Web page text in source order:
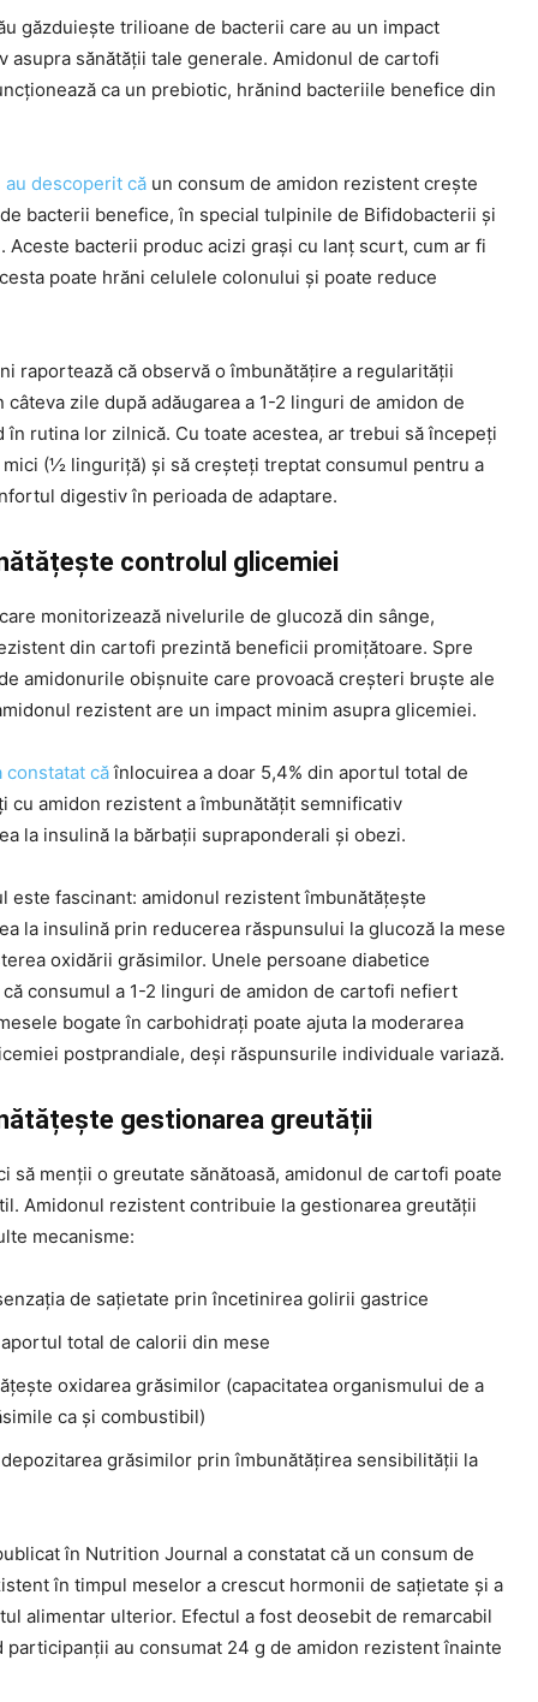
găzduiește trilioane de bacterii care au un impact
asupra sănătății tale generale. Amidonul de cartofi
ca un prebiotic, hrănind bacteriile benefice din
descoperit că un consum de amidon rezistent crește
bacterii benefice, în special tulpinile de Bifidobacterii și
Aceste bacterii produc acizi grași cu lanț scurt, cum ar fi
poate hrăni celulele colonului și poate reduce
raportează că observă o îmbunătățire a regularității
câteva zile după adăugarea a 1-2 linguri de amidon de
în rutina lor zilnică. Cu toate acestea, ar trebui să începeți
(½ linguriță) și să creșteți treptat consumul pentru a
digestiv în perioada de adaptare.
controlul glicemiei
monitorizează nivelurile de glucoză din sânge,
din cartofi prezintă beneficii promițătoare. Spre
amidonurile obișnuite care provoacă creșteri bruște ale
rezistent are un impact minim asupra glicemiei.
constatat căînlocuirea a doar 5,4% din aportul total de
cu amidon rezistent a îmbunătățit semnificativ
la insulină la bărbații supraponderali și obezi.
este fascinant: amidonul rezistent îmbunătățește
la insulină prin reducerea răspunsului la glucoză la mese
oxidării grăsimilor. Unele persoane diabetice
consumul a 1-2 linguri de amidon de cartofi nefiert
bogate în carbohidrați poate ajuta la moderarea
postprandiale, deși răspunsurile individuale variază.
gestionarea greutății
să menții o greutate sănătoasă, amidonul de cartofi poate
Amidonul rezistent contribuie la gestionarea greutății
mecanisme:
de sațietate prin încetinirea golirii gastrice
total de calorii din mese
oxidarea grăsimilor (capacitatea organismului de a
ca și combustibil)
grăsimilor prin îmbunătățirea sensibilității la
în Nutrition Journal a constatat că un consum de
în timpul meselor a crescut hormonii de sațietate și a
alimentar ulterior. Efectul a fost deosebit de remarcabil
participanții au consumat 24 g de amidon rezistent înainte